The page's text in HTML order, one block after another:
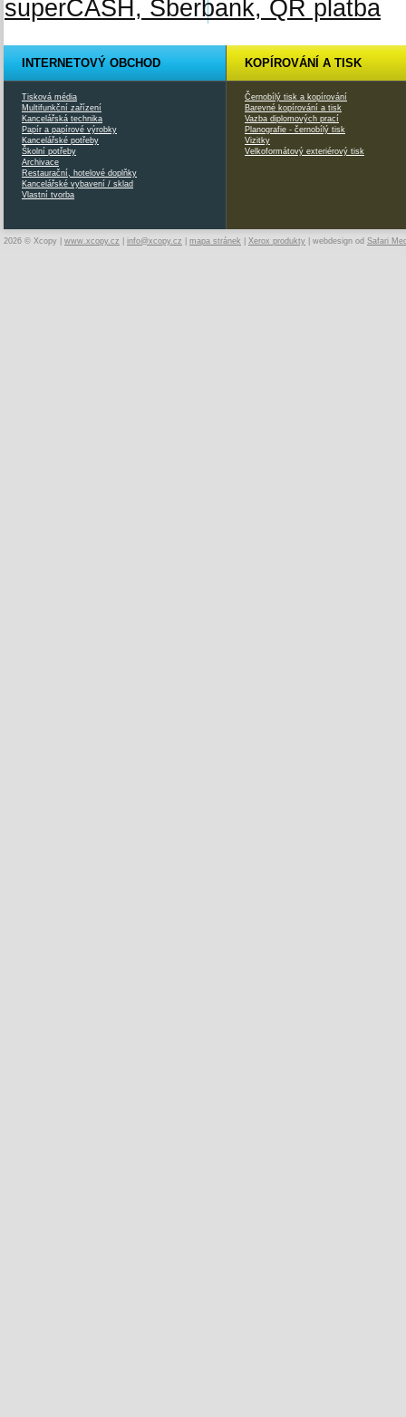
INTERNETOVÝ OBCHOD
Tisková média
Multifunkční zařízení
Kancelářská technika
Papír a papírové výrobky
Kancelářské potřeby
Školní potřeby
Archivace
Restaurační, hotelové doplňky
Kancelářské vybavení / sklad
Vlastní tvorba
KOPÍROVÁNÍ A TISK
Černobílý tisk a kopírování
Barevné kopírování a tisk
Vazba diplomových prací
Planografie - černobílý tisk
Vizitky
Velkoformátový exteriérový tisk
2026 © Xcopy | www.xcopy.cz info@xcopy.cz mapa stránek Xerox produkty | webdesign od Safari